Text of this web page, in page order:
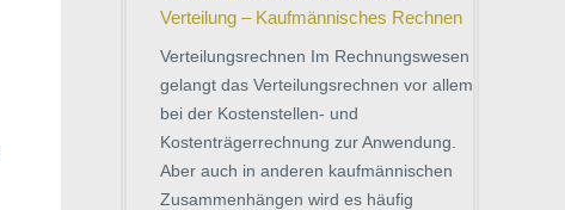
Verteilung – Kaufmännisches Rechnen
Verteilungsrechnen Im Rechnungswesen
gelangt das Verteilungsrechnen vor allem
bei der Kostenstellen- und
Kostenträgerrechnung zur Anwendung.
Aber auch in anderen kaufmännischen
Zusammenhängen wird es häufig